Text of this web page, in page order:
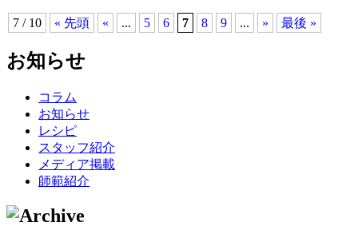
7 / 10 « 先頭 « ... 5 6 7 8 9 ... » 最後 »
お知らせ
コラム
お知らせ
レシピ
スタッフ紹介
メディア掲載
師範紹介